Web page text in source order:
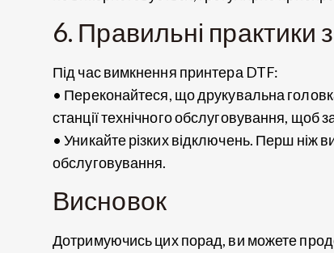
6. Правильні
Під час вимкнення принтера DTF:
• Переконайтеся, що друкувальна
станції технічного обслуговування, щоб
• Уникайте різких відключень. Перш ніж
обслуговування.
Висновок
Дотримуючись цих порад, ви можете